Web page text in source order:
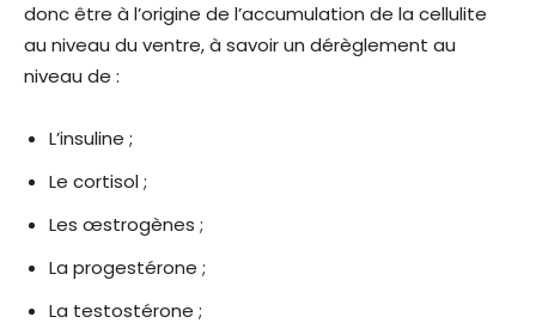
donc être à l’origine de l’accumulation de la cellulite
au niveau du ventre, à savoir un dérèglement au
niveau de :
L’insuline ;
Le cortisol ;
Les œstrogènes ;
La progestérone ;
La testostérone ;